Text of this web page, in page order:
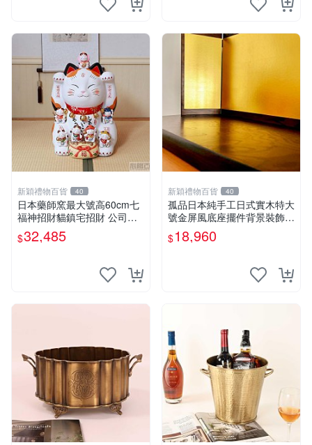
新穎禮物百貨 40
日本藥師窯最大號高60cm七
福神招財貓鎮宅招財 公司禮
品擺件
$32,485
新穎禮物百貨 40
孤品日本純手工日式實木特大
號金屏風底座擺件背景裝飾展
示臺
$18,960